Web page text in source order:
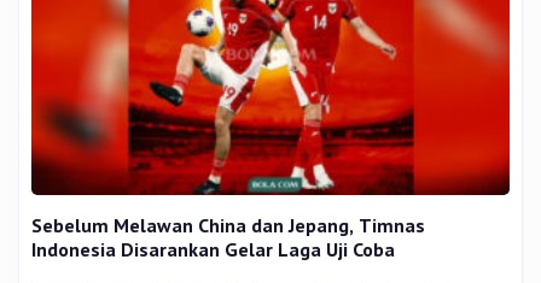
Sebelum Melawan China dan Jepang, Timnas
Indonesia Disarankan Gelar Laga Uji Coba